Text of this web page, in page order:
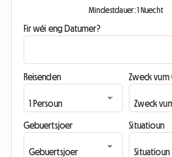
Mindestdauer: 1 Nuecht
Fir wéi eng Datumer?
Reisenden Zweck
Gebuertsjoer Situatioun